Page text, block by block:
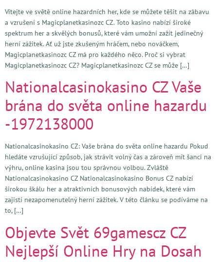
Vítejte ve světě online hazardních her, kde se můžete těšit na zábavu
a vzrušení s Magicplanetkasinozc CZ. Toto kasino nabízí široké
spektrum her a skvělých bonusů, které vám umožní zažít jedinečný
herní zážitek. Ať už jste zkušeným hráčem, nebo nováčkem,
Magicplanetkasinozc CZ má pro každého něco. Proč si vybrat
Magicplanetkasinozc CZ? Magicplanetkasinozc CZ se může […]
Nationalcasinokasino CZ Vaše
brána do světa online hazardu
-1972138000
Nationalcasinokasino CZ: Vaše brána do světa online hazardu Pokud
hledáte vzrušující způsob, jak strávit volný čas a zároveň mít šanci na
výhru, online kasina jsou tou správnou volbou. Zvláště
Nationalcasinokasino CZ Nationalcasinokasino Bonus CZ nabízí
širokou škálu her a atraktivních bonusových nabídek, které vám
zajistí nezapomenutelný herní zážitek. V této článku se podíváme na
to, […]
Objevte Svět 69gamescz CZ
Nejlepší Online Hry na Dosah